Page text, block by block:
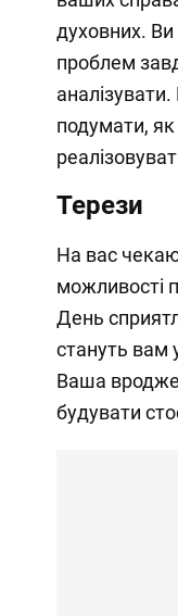
духовних.
проблем
аналізувати.
подумати, як
Терези
На вас
можливості
День
стануть вам
Ваша
будувати